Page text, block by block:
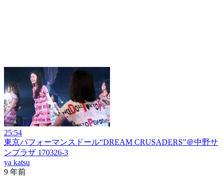
25:54
東京パフォーマンスドール“DREAM CRUSADERS”＠中野サ
ンプラザ 170326-3
ya katsu
9 年前